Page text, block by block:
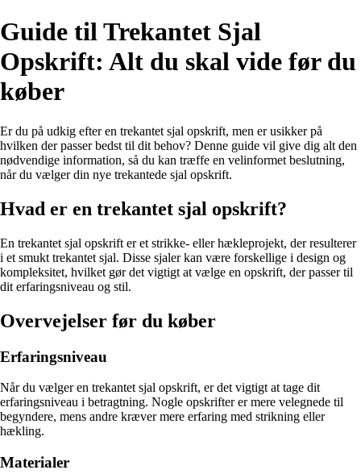
Guide til Trekantet Sjal
Opskrift: Alt du skal vide før du
køber
Er du på udkig efter en trekantet sjal opskrift, men er usikker på
hvilken der passer bedst til dit behov? Denne guide vil give dig alt den
nødvendige information, så du kan træffe en velinformet beslutning,
når du vælger din nye trekantede sjal opskrift.
Hvad er en trekantet sjal opskrift?
En trekantet sjal opskrift er et strikke- eller hækleprojekt, der resulterer
i et smukt trekantet sjal. Disse sjaler kan være forskellige i design og
kompleksitet, hvilket gør det vigtigt at vælge en opskrift, der passer til
dit erfaringsniveau og stil.
Overvejelser før du køber
Erfaringsniveau
Når du vælger en trekantet sjal opskrift, er det vigtigt at tage dit
erfaringsniveau i betragtning. Nogle opskrifter er mere velegnede til
begyndere, mens andre kræver mere erfaring med strikning eller
hækling.
Materialer